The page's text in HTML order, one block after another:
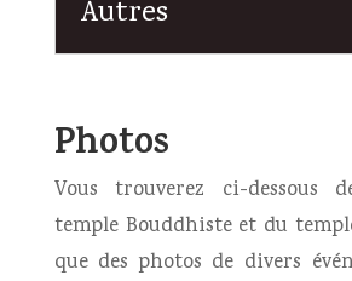
Autres
Photos
Vous trouverez ci-dessous
temple Bouddhiste et du
que des photos de divers